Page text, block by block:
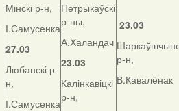
Мінскі р-н,
І.Самусенка
27.03
Любанскі р-
н,
І.Самусенка
Петрыкаўскі
р-ны,
А.Халандач
23.03
Калінкавіцкі
р-н,
23.03
р-н,
В.Кавалёнак